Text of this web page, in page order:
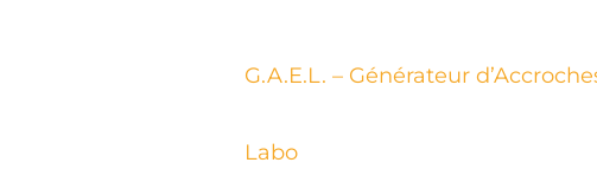
G.A.E.L. – Générateur
Labo